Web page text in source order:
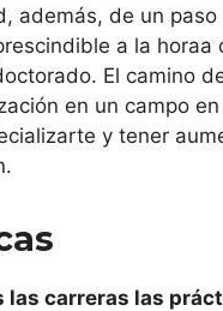
Principado de
Asturias
Universidad de
Oviedo
Región de
Murcia
además, de un paso
a la horaa
El camino
en un campo
y tener
las carreras las